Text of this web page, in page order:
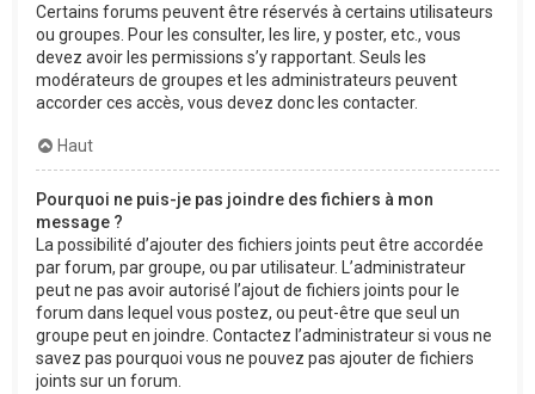
Certains forums peuvent être réservés à certains utilisateurs
ou groupes. Pour les consulter, les lire, y poster, etc., vous
devez avoir les permissions s’y rapportant. Seuls les
modérateurs de groupes et les administrateurs peuvent
accorder ces accès, vous devez donc les contacter.
Haut
Pourquoi ne puis-je pas joindre des fichiers à mon
message ?
La possibilité d’ajouter des fichiers joints peut être accordée
par forum, par groupe, ou par utilisateur. L’administrateur
peut ne pas avoir autorisé l’ajout de fichiers joints pour le
forum dans lequel vous postez, ou peut-être que seul un
groupe peut en joindre. Contactez l’administrateur si vous ne
savez pas pourquoi vous ne pouvez pas ajouter de fichiers
joints sur un forum.